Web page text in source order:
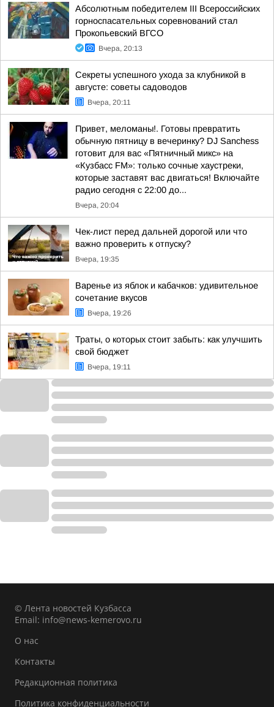
Абсолютным победителем III Всероссийских
горноспасательных соревнований стал
Прокопьевский ВГСО
Вчера, 20:13
Секреты успешного ухода за клубникой в
августе: советы садоводов
Вчера, 20:11
Привет, меломаны!. Готовы превратить
обычную пятницу в вечеринку? DJ Sanchess
готовит для вас «Пятничный микс» на
«Кузбасс FM»: только сочные хаустреки,
которые заставят вас двигаться! Включайте
радио сегодня с 22:00 до...
Вчера, 20:04
Чек-лист перед дальней дорогой или что
важно проверить к отпуску?
Вчера, 19:35
Варенье из яблок и кабачков: удивительное
сочетание вкусов
Вчера, 19:26
Траты, о которых стоит забыть: как улучшить
свой бюджет
Вчера, 19:11
© Лента новостей Кузбасса
Email: info@news-kemerovo.ru
О нас
Контакты
Редакционная политика
Политика конфиденциальности